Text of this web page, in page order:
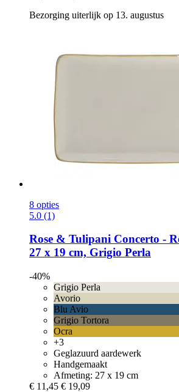
Bezorging uiterlijk op 13. augustus
8 opties
5.0 (1)
Rose & Tulipani Concerto -​
27 x 19 cm, Grigio Perla
-40%
Grigio Perla
Avorio
Blu Avio
Grigio Tortora
Ocra
+3
Geglazuurd aardewerk
Handgemaakt
Afmeting: 27 x 19 cm
€ 11,45 € 19,09